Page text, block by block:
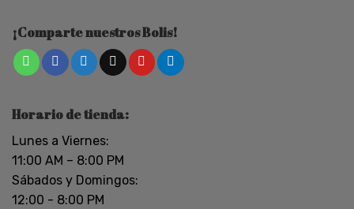
¡Comparte nuestros Bolis!
Horario de tienda:
Lunes a Viernes:
11:00 AM – 8:00 PM
Sábados y Domingos:
12:00 - 8:00 PM